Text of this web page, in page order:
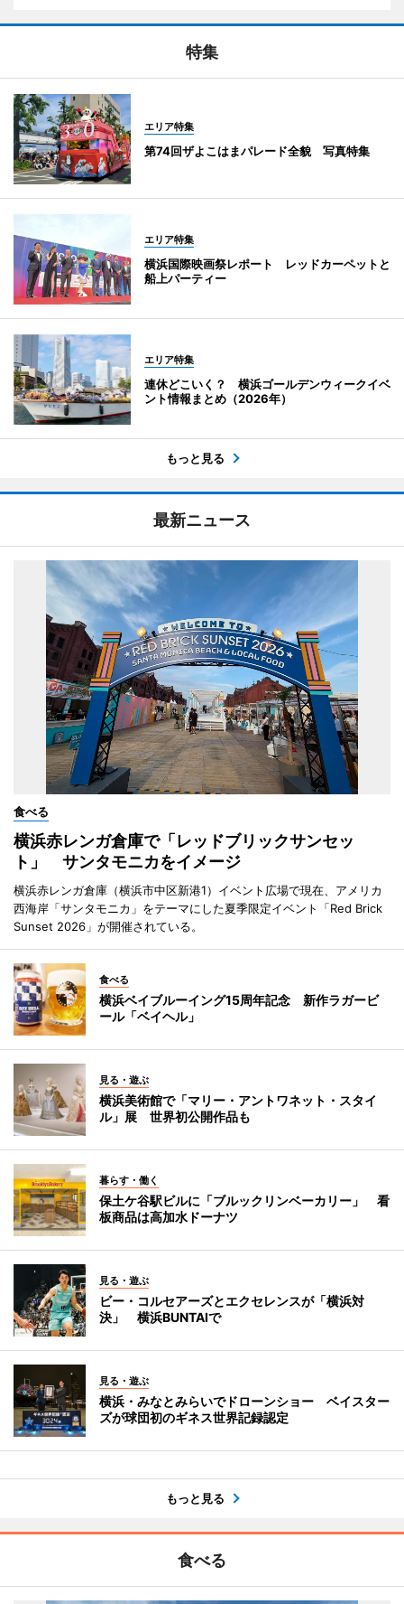
特集
エリア特集
第74回ザよこはまパレード全貌 写真特集
エリア特集
横浜国際映画祭レポート レッドカーペットと
船上パーティー
エリア特集
連休どこいく？ 横浜ゴールデンウィークイベ
ント情報まとめ（2026年）
もっと見る
最新ニュース
食べる
横浜赤レンガ倉庫で「レッドブリックサンセッ
ト」 サンタモニカをイメージ
横浜赤レンガ倉庫（横浜市中区新港1）イベント広場で現在、アメリカ
西海岸「サンタモニカ」をテーマにした夏季限定イベント「Red Brick
Sunset 2026」が開催されている。
食べる
横浜ベイブルーイング15周年記念 新作ラガービ
ール「ベイヘル」
見る・遊ぶ
横浜美術館で「マリー・アントワネット・スタイ
ル」展 世界初公開作品も
暮らす・働く
保土ケ谷駅ビルに「ブルックリンベーカリー」 看
板商品は高加水ドーナツ
見る・遊ぶ
ビー・コルセアーズとエクセレンスが「横浜対
決」 横浜BUNTAIで
見る・遊ぶ
横浜・みなとみらいでドローンショー ベイスター
ズが球団初のギネス世界記録認定
もっと見る
食べる